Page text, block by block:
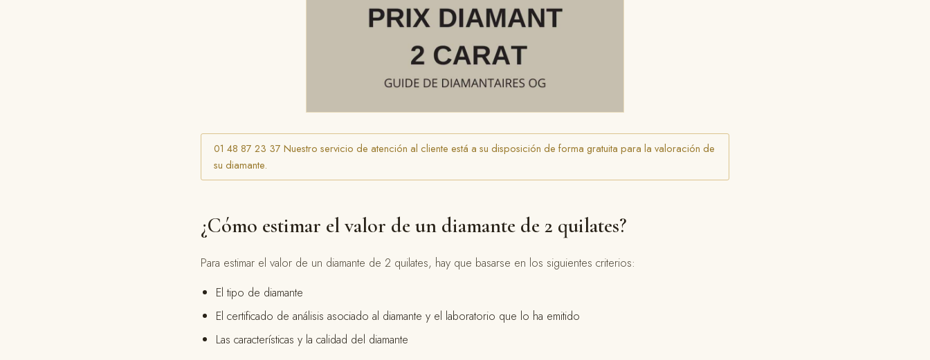
01 48 87 23 37 Nuestro servicio de atención al cliente está a su disposición de forma gratuita para la valoración de
su diamante.
¿Cómo estimar el valor de un diamante de 2 quilates?
Para estimar el valor de un diamante de 2 quilates, hay que basarse en los siguientes criterios:
El tipo de diamante
El certificado de análisis asociado al diamante y el laboratorio que lo ha emitido
Las características y la calidad del diamante